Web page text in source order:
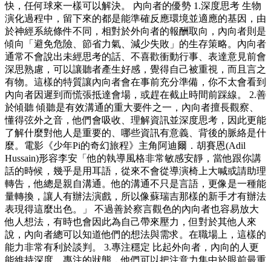
快，任何球來一樣可以解決。 內向者的優勢 1.深度思考 生物
演化過程中，留下來的都是能準確反應環境並適應的基因，由
於神經系統條件不同，相對於外向者的報酬取向，內向者則是
傾向「避免危險、節省力氣、減少失敗」的生存策略。內向者
通常不會說出未經思考的話、不喜歡衝動行事、表達意見前會
深思熟慮，可以讓聽者產生好感，覺得自己被重視，而且言之
有物。這樣的特質讓內向者會在事前充分準備，你不太會看到
內向者因遲到而慌張抵達會場，或趕在截止時間前踩線。 2.善
於傾聽 傾聽是有效溝通的重大要件之一，內向者擅長觀察、
懂得弦外之音，他們會吸收、理解資訊並深度思考，因此更能
了解什麼對他人是重要的、哪些資訊有意義、背後的脈絡是什
麼。電影《少年Pi的奇幻旅程》主角阿迪爾．胡賽恩(Adil
Hussain)形容李安「他的執導風格非常敏感安靜，當他跟你講
話的時候，幾乎是用耳語，從來不會從導演椅上大喊或請助理
轉告，他總是親自溝通。他的溝通不只是言語，更像是一種能
量轉換，讓人有辦法演戲，所以像蘇瑞吉那樣的新手才有辦法
表現得這麼出色。」 不過善於察言觀色的內向者也容易放大
他人想法，有時也會因此為自己帶來壓力，但對於其他人來
說，內向者總可以知道他們的想法與需求。在職場上，這樣的
能力非常有利於談判。 3.專注穩定 比起外向者，內向的人更